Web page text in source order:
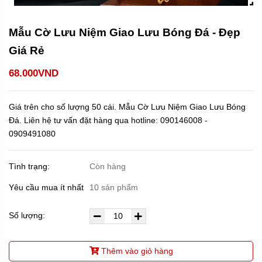
Mẫu Cờ Lưu Niệm Giao Lưu Bóng Đá - Đẹp
Giá Rẻ
68.000VND
Giá trên cho số lượng 50 cái. Mẫu Cờ Lưu Niệm Giao Lưu Bóng
Đá. Liên hệ tư vấn đặt hàng qua hotline: 090146008 -
0909491080
Tình trạng: Còn hàng
Yêu cầu mua ít nhất 10 sản phẩm
Số lượng:
Thêm vào giỏ hàng